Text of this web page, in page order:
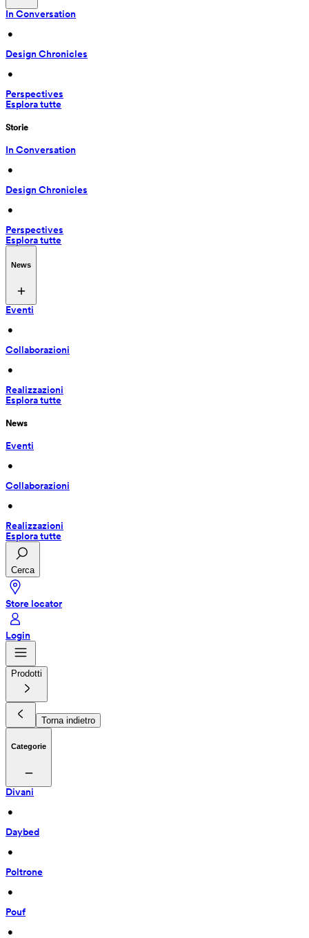
In Conversation
•
Design Chronicles
•
Perspectives
Esplora tutte
Storie
In Conversation
•
Design Chronicles
•
Perspectives
Esplora tutte
News
Eventi
•
Collaborazioni
•
Realizzazioni
Esplora tutte
News
Eventi
•
Collaborazioni
•
Realizzazioni
Esplora tutte
Cerca
Store locator
Login
Prodotti
Torna indietro
Categorie
Divani
•
Daybed
•
Poltrone
•
Pouf
•